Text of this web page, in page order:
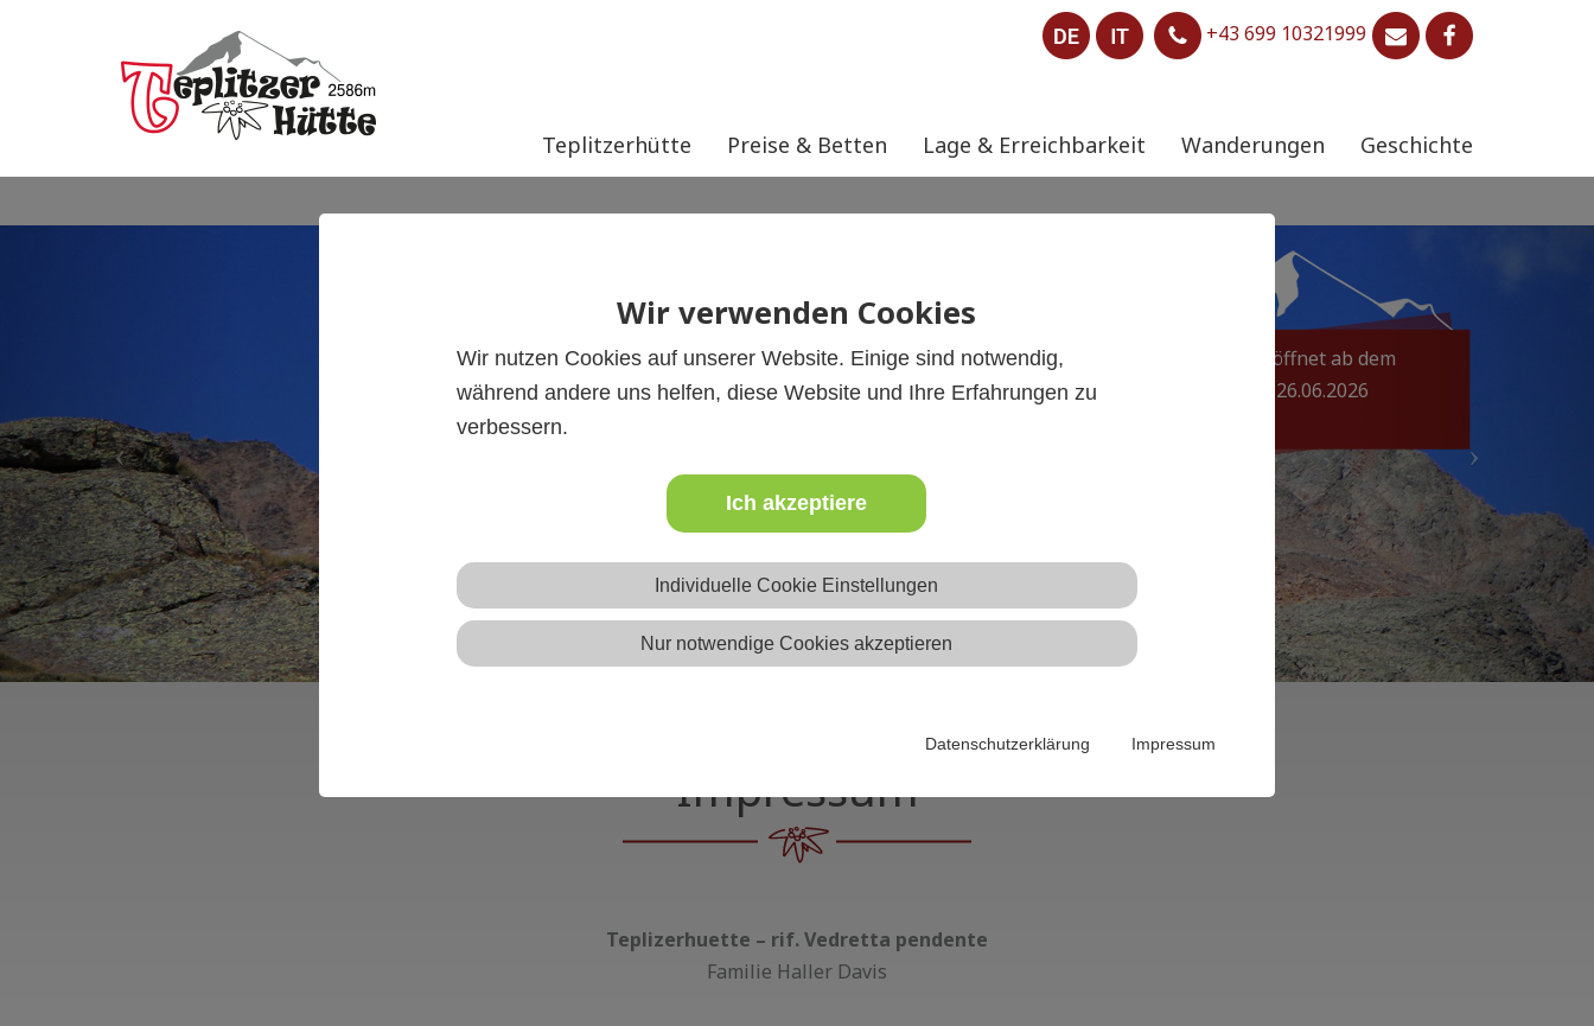
Wir verwenden Cookies
Wir nutzen Cookies auf unserer Website. Einige sind notwendig,
während andere uns helfen, diese Website und Ihre Erfahrungen zu
verbessern.
Ich akzeptiere
Individuelle Cookie Einstellungen
Nur notwendige Cookies akzeptieren
Datenschutzerklärung Impressum
+43 699 10321999
Teplitzerhütte Preise & Betten Lage & Erreichbarkeit Wanderungen Geschichte
Geöffnet ab dem
26.06.2026
Impressum
Teplizerhuette – rif. Vedretta pendente
Familie Haller Davis